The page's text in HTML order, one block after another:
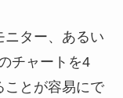
ニター、あるい
チャートを4
ことが容易にで